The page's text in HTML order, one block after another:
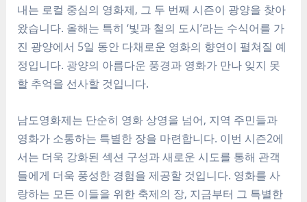
내는 로컬 중심의 영화제, 그 두 번째 시즌이 광양을 찾아
왔습니다. 올해는 특히 ‘빛과 철의 도시’라는 수식어를 가
진 광양에서 5일 동안 다채로운 영화의 향연이 펼쳐질 예
정입니다. 광양의 아름다운 풍경과 영화가 만나 잊지 못
할 추억을 선사할 것입니다.
남도영화제는 단순히 영화 상영을 넘어, 지역 주민들과
영화가 소통하는 특별한 장을 마련합니다. 이번 시즌2에
서는 더욱 강화된 섹션 구성과 새로운 시도를 통해 관객
들에게 더욱 풍성한 경험을 제공할 것입니다. 영화를 사
랑하는 모든 이들을 위한 축제의 장, 지금부터 그 특별한